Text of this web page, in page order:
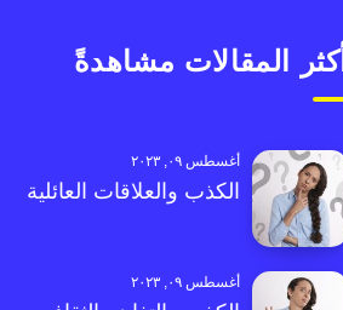
أكثر المقالات مشاهدةً
أغسطس ٠٩, ٢٠٢٣
الكذب والعلاقات العائلية
أغسطس ٠٩, ٢٠٢٣